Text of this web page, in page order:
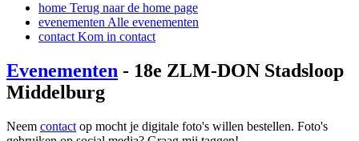
home Terug naar de home page
evenementen Alle evenementen
contact Kom in contact
Evenementen - 18e ZLM-DON Stadsloop
Middelburg
Neem contact op mocht je digitale foto's willen bestellen. Foto's